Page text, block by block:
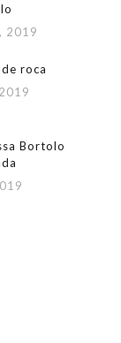
2019
roca
Bortolo